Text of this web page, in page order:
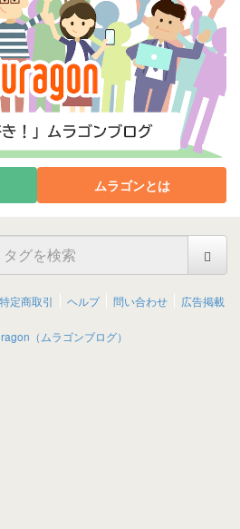
ムラゴンとは
特定商取引 ヘルプ 問い合わせ 広告掲載
（ムラゴンブログ）